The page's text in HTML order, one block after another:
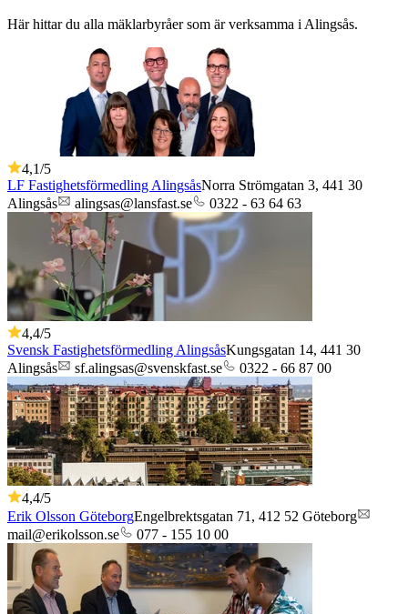
Här hittar du alla mäklarbyråer som är verksamma i Alingsås.
4,1/5
LF Fastighetsförmedling AlingsåsNorra Strömgatan 3, 441 30
Alingsås
alingsas@lansfast.se 0322 - 63 64 63
4,4/5
Svensk Fastighetsförmedling AlingsåsKungsgatan 14, 441 30
Alingsås
sf.alingsas@svenskfast.se 0322 - 66 87 00
4,4/5
Erik Olsson GöteborgEngelbrektsgatan 71, 412 52 Göteborg
mail@erikolsson.se
077 - 155 10 00